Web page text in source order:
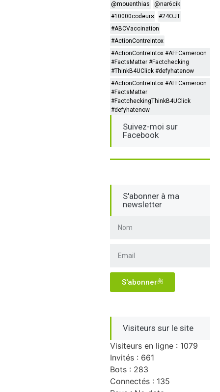
@mouenthias
@nar6cik
#10000codeurs
#24OJT
#ABCVaccination
#ActionContreIntox
#ActionContreIntox #AFFCameroon
#FactsMatter #Factchecking
#ThinkB4UClick #defyhatenow
#ActionContreIntox #AFFCameroon
#FactsMatter
#FactcheckingThinkB4UClick
#defyhatenow
Suivez-moi sur
Facebook
S'abonner à ma
newsletter
S'abonner
Visiteurs sur le site
Visiteurs en ligne : 1079
Invités : 661
Bots : 283
Connectés : 135